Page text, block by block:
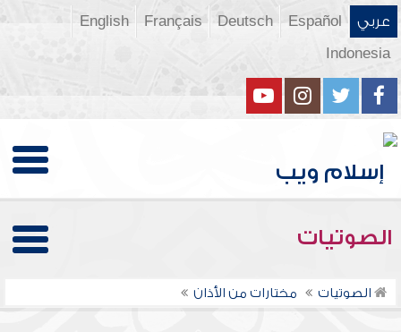
عربي Español
Deutsch
Français
English
Indonesia
الصوتيات
الصوتيات مختارات من الأذان